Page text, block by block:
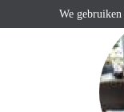
We gebruiken